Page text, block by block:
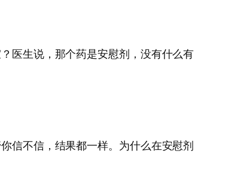
医生说，那个药是安慰剂，没有什么有
信不信，结果都一样。为什么在安慰剂